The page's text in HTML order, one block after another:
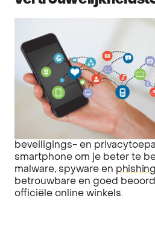
beveiligings- en
smartphone om je beter te
malware, spyware en
betrouwbare en goed
officiële online winkels.